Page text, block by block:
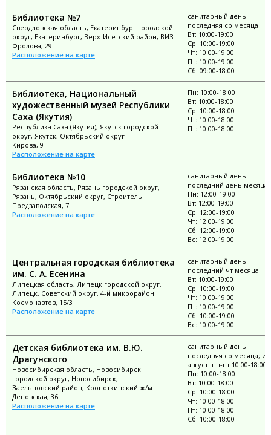
Библиотека №7
Свердловская область, Екатеринбург городской
округ, Екатеринбург, Верх-Исетский район, ВИЗ
Фролова, 29
Расположение на карте
санитарный день:
последняя ср месяца
Вт: 10:00-19:00
Ср: 10:00-19:00
Чт: 10:00-19:00
Пт: 10:00-19:00
Сб: 09:00-18:00
Библиотека, Национальный
художественный музей Республики
Саха (Якутия)
Республика Саха (Якутия), Якутск городской
округ, Якутск, Октябрьский округ
Кирова, 9
Расположение на карте
Пн: 10:00-18:00
Вт: 10:00-18:00
Ср: 10:00-18:00
Чт: 10:00-18:00
Пт: 10:00-18:00
Библиотека №10
Рязанская область, Рязань городской округ,
Рязань, Октябрьский округ, Строитель
Предзаводская, 7
Расположение на карте
санитарный день:
последний день месяца
Пн: 12:00-19:00
Вт: 12:00-19:00
Ср: 12:00-19:00
Чт: 12:00-19:00
Сб: 12:00-19:00
Вс: 12:00-19:00
Центральная городская библиотека
им. С. А. Есенина
Липецкая область, Липецк городской округ,
Липецк, Советский округ, 4-й микрорайон
Космонавтов, 15/3
Расположение на карте
санитарный день:
последний чт месяца
Вт: 10:00-19:00
Ср: 10:00-19:00
Чт: 10:00-19:00
Пт: 10:00-19:00
Сб: 10:00-19:00
Вс: 10:00-19:00
Детская библиотека им. В.Ю.
Драгунского
Новосибирская область, Новосибирск
городской округ, Новосибирск,
Заельцовский район, Кропоткинский ж/м
Деповская, 36
Расположение на карте
санитарный день:
последняя ср месяца;
август: пн-пт 10:00-18:00
Пн: 10:00-18:00
Вт: 10:00-18:00
Ср: 10:00-18:00
Чт: 10:00-18:00
Пт: 10:00-18:00
Сб: 10:00-18:00